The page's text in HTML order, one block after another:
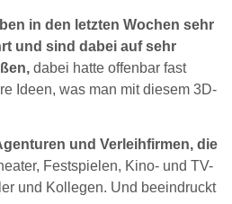
in den letzten Wochen sehr
und sind dabei auf sehr
dabei hatte offenbar fast
Ideen, was man mit diesem 3D-
und Verleihfirmen, die
Festspielen, Kino- und TV-
und Kollegen. Und beeindruckt